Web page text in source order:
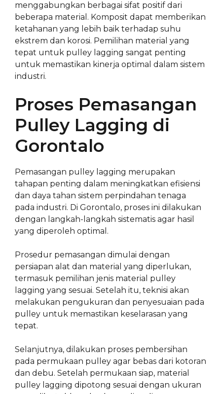
menggabungkan berbagai sifat positif dari
beberapa material. Komposit dapat memberikan
ketahanan yang lebih baik terhadap suhu
ekstrem dan korosi. Pemilihan material yang
tepat untuk pulley lagging sangat penting
untuk memastikan kinerja optimal dalam sistem
industri.
Proses Pemasangan
Pulley Lagging di
Gorontalo
Pemasangan pulley lagging merupakan
tahapan penting dalam meningkatkan efisiensi
dan daya tahan sistem perpindahan tenaga
pada industri. Di Gorontalo, proses ini dilakukan
dengan langkah-langkah sistematis agar hasil
yang diperoleh optimal.
Prosedur pemasangan dimulai dengan
persiapan alat dan material yang diperlukan,
termasuk pemilihan jenis material pulley
lagging yang sesuai. Setelah itu, teknisi akan
melakukan pengukuran dan penyesuaian pada
pulley untuk memastikan keselarasan yang
tepat.
Selanjutnya, dilakukan proses pembersihan
pada permukaan pulley agar bebas dari kotoran
dan debu. Setelah permukaan siap, material
pulley lagging dipotong sesuai dengan ukuran